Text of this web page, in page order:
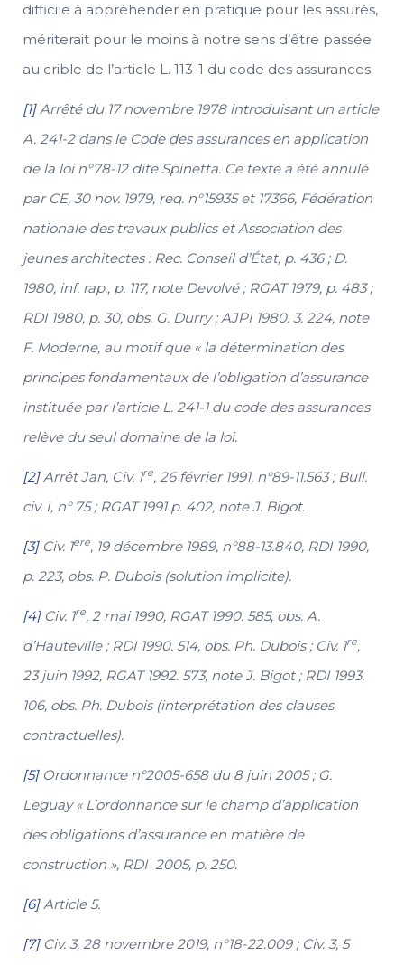
difficile à appréhender en pratique pour les assurés,
mériterait pour le moins à notre sens d’être passée
au crible de l’article L. 113-1 du code des assurances.
[1]Arrêté du 17 novembre 1978 introduisant un article
A. 241-2 dans le Code des assurances en application
de la loi n°78-12 dite Spinetta. Ce texte a été annulé
par CE, 30 nov. 1979, req. n°15935 et 17366, Fédération
nationale des travaux publics et Association des
jeunes architectes : Rec. Conseil d’État, p. 436 ; D.
1980, inf. rap., p. 117, note Devolvé ; RGAT 1979, p. 483 ;
RDI 1980, p. 30, obs. G. Durry ; AJPI 1980. 3. 224, note
F. Moderne, au motif que « la détermination des
principes fondamentaux de l’obligation d’assurance
instituée par l’article L. 241-1 du code des assurances
relève du seul domaine de la loi.
[2]Arrêt Jan, Civ. 1re, 26 février 1991, n°89-11.563 ; Bull.
civ. I, n° 75 ; RGAT 1991 p. 402, note J. Bigot.
[3]Civ. 1ère, 19 décembre 1989, n°88-13.840, RDI 1990,
p. 223, obs. P. Dubois (solution implicite).
[4]Civ. 1re, 2 mai 1990, RGAT 1990. 585, obs. A.
d’Hauteville ; RDI 1990. 514, obs. Ph. Dubois ; Civ. 1re,
23 juin 1992, RGAT 1992. 573, note J. Bigot ; RDI 1993.
106, obs. Ph. Dubois (interprétation des clauses
contractuelles).
[5]Ordonnance n°2005-658 du 8 juin 2005 ; G.
Leguay « L’ordonnance sur le champ d’application
des obligations d’assurance en matière de
construction », RDI 2005, p. 250.
[6]Article 5.
[7]Civ. 3, 28 novembre 2019, n°18-22.009 ; Civ. 3, 5